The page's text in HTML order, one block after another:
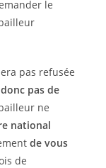
le
pas refusée
donc pas de
ne
national
de vous
de